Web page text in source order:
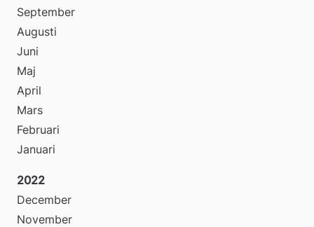
September
Augusti
Juni
Maj
April
Mars
Februari
Januari
2022
December
November